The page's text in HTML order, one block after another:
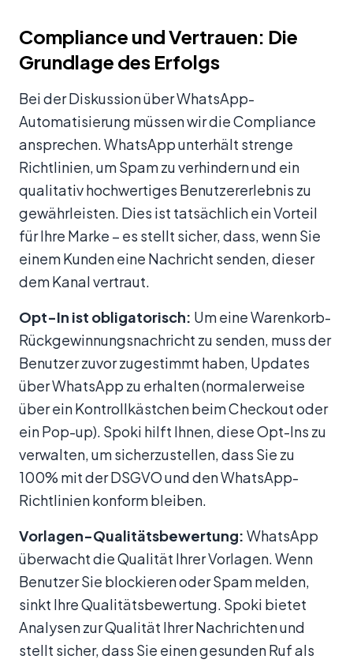
Compliance und Vertrauen: Die
Grundlage des Erfolgs
Bei der Diskussion über WhatsApp-
Automatisierung müssen wir die Compliance
ansprechen. WhatsApp unterhält strenge
Richtlinien, um Spam zu verhindern und ein
qualitativ hochwertiges Benutzererlebnis zu
gewährleisten. Dies ist tatsächlich ein Vorteil
für Ihre Marke – es stellt sicher, dass, wenn Sie
einem Kunden eine Nachricht senden, dieser
dem Kanal vertraut.
Opt-In ist obligatorisch: Um eine Warenkorb-
Rückgewinnungsnachricht zu senden, muss der
Benutzer zuvor zugestimmt haben, Updates
über WhatsApp zu erhalten (normalerweise
über ein Kontrollkästchen beim Checkout oder
ein Pop-up). Spoki hilft Ihnen, diese Opt-Ins zu
verwalten, um sicherzustellen, dass Sie zu
100% mit der DSGVO und den WhatsApp-
Richtlinien konform bleiben.
Vorlagen-Qualitätsbewertung: WhatsApp
überwacht die Qualität Ihrer Vorlagen. Wenn
Benutzer Sie blockieren oder Spam melden,
sinkt Ihre Qualitätsbewertung. Spoki bietet
Analysen zur Qualität Ihrer Nachrichten und
stellt sicher, dass Sie einen gesunden Ruf als